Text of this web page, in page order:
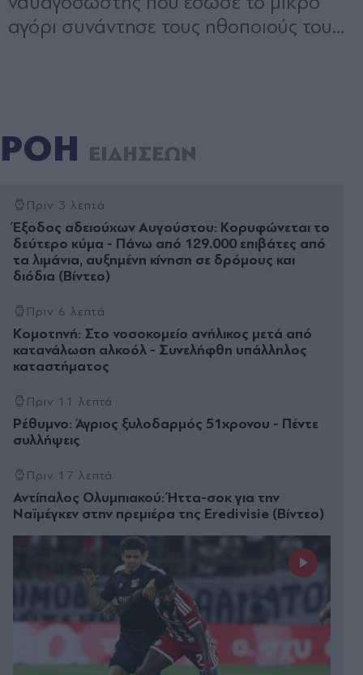
ΡΟΗ ΕΙΔΗΣΕΩΝ
Πριν 3 λεπτά
Έξοδος αδειούχων Αυγούστου: Κορυφώνεται το
δεύτερο κύμα - Πάνω από 129.000 επιβάτες από
τα λιμάνια, αυξημένη κίνηση σε δρόμους και
διόδια (Βίντεο)
Πριν 6 λεπτά
Κομοτηνή: Στο νοσοκομείο ανήλικος μετά από
κατανάλωση αλκοόλ - Συνελήφθη υπάλληλος
καταστήματος
Πριν 11 λεπτά
Ρέθυμνο: Άγριος ξυλοδαρμός 51χρονου - Πέντε
συλλήψεις
Πριν 17 λεπτά
Αντίπαλος Ολυμπιακού: Ήττα-σοκ για την
Ναϊμέγκεν στην πρεμιέρα της Eredivisie (Βίντεο)